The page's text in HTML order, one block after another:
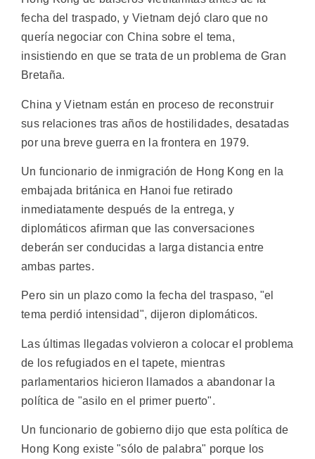
fecha del traspado, y Vietnam dejó claro que no
quería negociar con China sobre el tema,
insistiendo en que se trata de un problema de Gran
Bretaña.
China y Vietnam están en proceso de reconstruir
sus relaciones tras años de hostilidades, desatadas
por una breve guerra en la frontera en 1979.
Un funcionario de inmigración de Hong Kong en la
embajada británica en Hanoi fue retirado
inmediatamente después de la entrega, y
diplomáticos afirman que las conversaciones
deberán ser conducidas a larga distancia entre
ambas partes.
Pero sin un plazo como la fecha del traspaso, "el
tema perdió intensidad", dijeron diplomáticos.
Las últimas llegadas volvieron a colocar el problema
de los refugiados en el tapete, mientras
parlamentarios hicieron llamados a abandonar la
política de "asilo en el primer puerto".
Un funcionario de gobierno dijo que esta política de
Hong Kong existe "sólo de palabra" porque los